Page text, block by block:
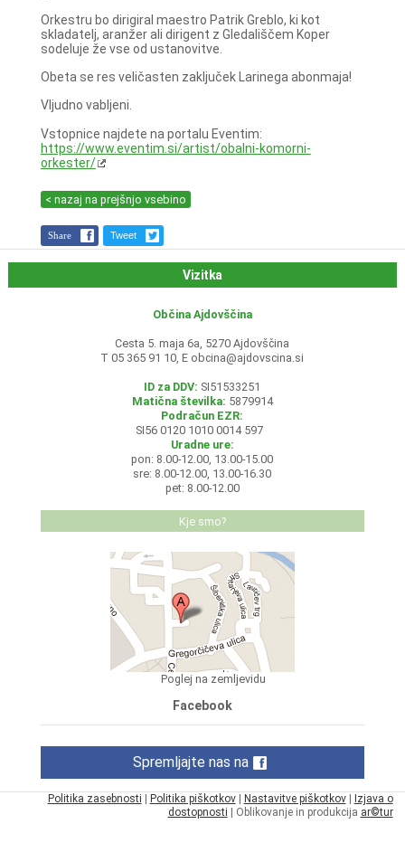
Orkestru bo dirigiral maestro Patrik Greblo, ki kot
skladatelj, aranžer ali dirigent z Gledališčem Koper
sodeluje že vse od ustanovitve.
Obeta se res veličasten zaključek Larinega abonmaja!
Vljudno vabljeni.
Vstopnice najdete na portalu Eventim:
https://www.eventim.si/artist/obalni-komorni-
orkester/
< nazaj na prejšnjo vsebino
Share Tweet
Vizitka
Občina Ajdovščina
Cesta 5. maja 6a, 5270 Ajdovščina
T 05 365 91 10, E obcina@ajdovscina.si
ID za DDV: SI51533251
Matična številka: 5879914
Podračun EZR:
SI56 0120 1010 0014 597
Uradne ure:
pon: 8.00-12.00, 13.00-15.00
sre: 8.00-12.00, 13.00-16.30
pet: 8.00-12.00
Kje smo?
Poglej na zemljevidu
Facebook
Spremljajte nas na
Politika zasebnosti Politika piškotkov| Nastavitve piškotkov|
Izjava o
dostopnosti | Oblikovanje in produkcija ar©tur